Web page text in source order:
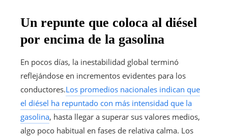
Un repunte que coloca al diésel
por encima de la gasolina
En pocos días, la inestabilidad global terminó
reflejándose en incrementos evidentes para los
conductores.Los promedios nacionales indican que
el diésel ha repuntado con más intensidad que la
gasolina, hasta llegar a superar sus valores medios,
algo poco habitual en fases de relativa calma. Los